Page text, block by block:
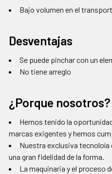
Bajo volumen en el
Desventajas
Se puede pinchar con un
No tiene arreglo
¿Porque nosotros?
Hemos tenido la
marcas exigentes y hemos
Nuestra exclusiva
una gran fidelidad de la forma.
La maquinaria y el proceso